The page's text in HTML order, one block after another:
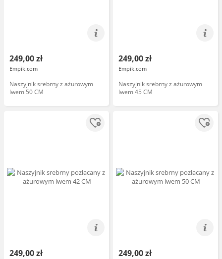
249,00 zł
Empik.com
Naszyjnik srebrny z ażurowym
lwem 50 CM
249,00 zł
Empik.com
Naszyjnik srebrny z ażurowym
lwem 45 CM
249,00 zł 249,00 zł